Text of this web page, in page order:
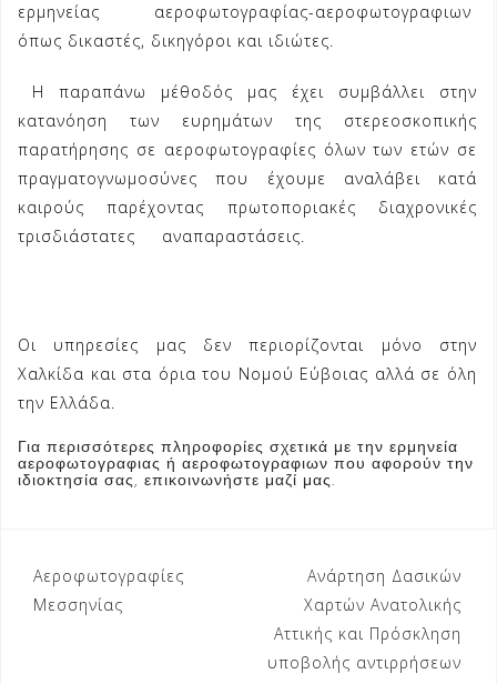
ερμηνείας αεροφωτογραφίας-αεροφωτογραφιων
όπως δικαστές, δικηγόροι και ιδιώτες.
Η παραπάνω μέθοδός μας έχει συμβάλλει στην
κατανόηση των ευρημάτων της στερεοσκοπικής
παρατήρησης σε αεροφωτογραφίες όλων των ετών σε
πραγματογνωμοσύνες που έχουμε αναλάβει κατά
καιρούς παρέχοντας πρωτοποριακές διαχρονικές
τρισδιάστατες αναπαραστάσεις.
Οι υπηρεσίες μας δεν περιορίζονται μόνο στην
Χαλκίδα και στα όρια του Νομού Εύβοιας αλλά σε όλη
την Ελλάδα.
Για περισσότερες πληροφορίες σχετικά με την ερμηνεία
αεροφωτογραφιας ή αεροφωτογραφιων που αφορούν την
ιδιοκτησία σας, επικοινωνήστε μαζί μας.
άρθρων
Αεροφωτογραφίες
Μεσσηνίας
Ανάρτηση Δασικών
Χαρτών Ανατολικής
Αττικής και Πρόσκληση
υποβολής αντιρρήσεων